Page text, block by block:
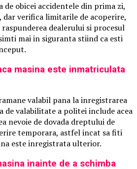
de obicei accidentele din prima zi,
dar verifica limitarile de acoperire,
dealerului si procesul
mai in siguranta stiind ca esti
masina este inmatriculata
valabil pana la inregistrarea
de valabilitate a politei include acea
nevoie de dovada dreptului de
temporara, astfel incat sa fiti
este inregistrata ulterior.
inainte de a schimba